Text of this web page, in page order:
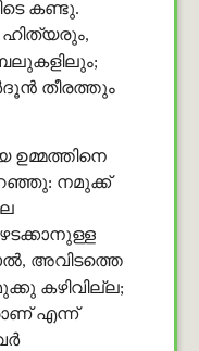
കണ്ടു.
ഹിത്യരും,
തീരത്തും
പറഞ്ഞു: നമുക്ക്
അവിടത്തെ
കഴിവില്ല;
എന്ന്